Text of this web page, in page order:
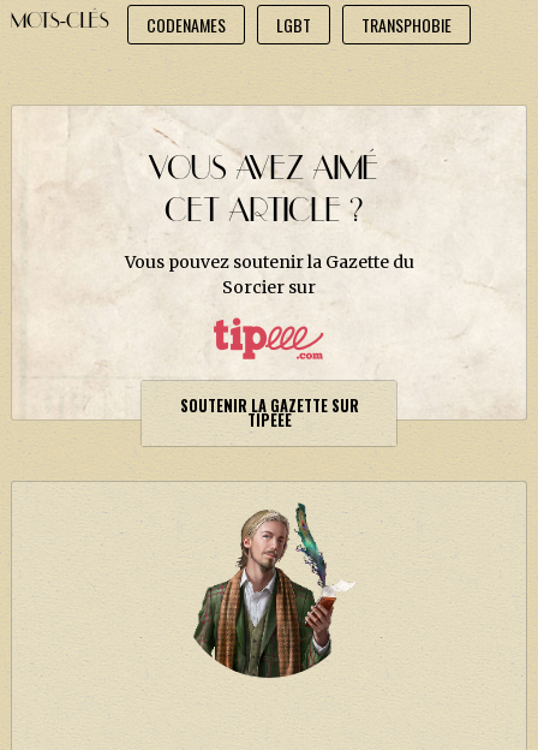
MOTS-CLÉS CODENAMES LGBT TRANSPHOBIE
VOUS AVEZ AIMÉ
CET ARTICLE ?
Vous pouvez soutenir la Gazette du
Sorcier sur
SOUTENIR LA GAZETTE SUR
TIPEEE